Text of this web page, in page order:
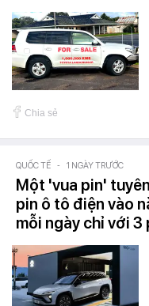
Chia sẻ
QUỐC TẾ - 1 NGÀY TRƯỚC
Một 'vua pin'
pin ô tô điện vào
mỗi ngày chỉ với 3